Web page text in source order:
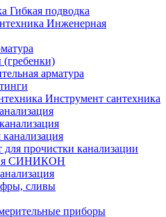
Гибкая подводка
Инженерная
(гребенки)
арматура
Инструмент сантехника
прочистки канализации
СИНИКОН
сливы